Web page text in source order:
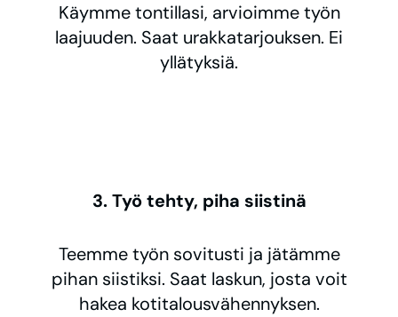
Käymme tontillasi, arvioimme työn
laajuuden. Saat urakkatarjouksen. Ei
yllätyksiä.
3. Työ tehty, piha siistinä
Teemme työn sovitusti ja jätämme
pihan siistiksi. Saat laskun, josta voit
hakea kotitalousvähennyksen.